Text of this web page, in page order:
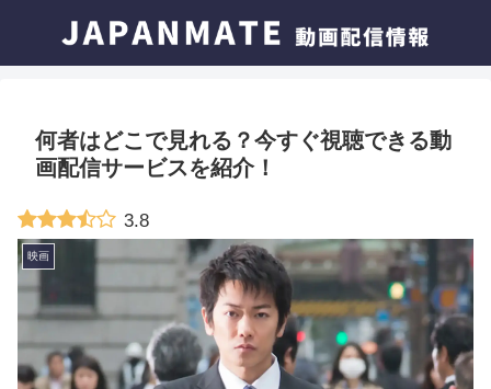
何者はどこで見れる？今すぐ視聴できる動
画配信サービスを紹介！
3.8
映画